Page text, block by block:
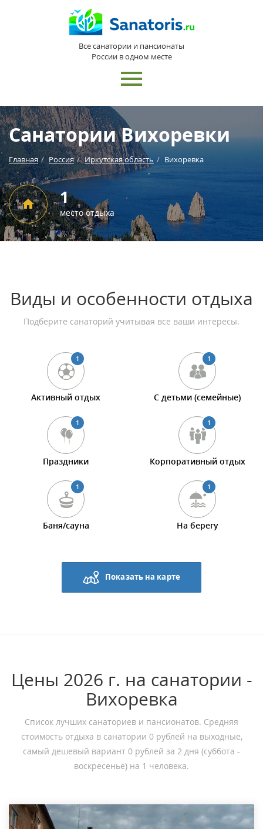
Все санатории и пансионаты
России в одном месте
Санатории Вихоревки
Главная Россия Иркутская область Вихоревка
1
место отдыха
Виды и особенности отдыха
Подберите санаторий учитывая все ваши интересы.
1
Активный отдых
1
С детьми (семейные)
1
Праздники
1
Корпоративный отдых
1
Баня/сауна
1
На берегу
Показать на карте
Цены 2026 г. на санатории -
Вихоревка
Список лучших санаториев и пансионатов. Средняя
стоимость отдыха в санатории 0 рублей на выходные,
самый дешевый вариант 0 рублей за 2 дня (суббота -
воскресенье) на 1 человека.